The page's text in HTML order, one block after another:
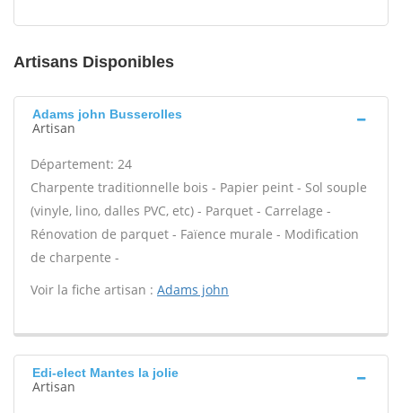
Artisans Disponibles
Adams john Busserolles
Artisan
Département: 24
Charpente traditionnelle bois - Papier peint - Sol souple
(vinyle, lino, dalles PVC, etc) - Parquet - Carrelage -
Rénovation de parquet - Faïence murale - Modification
de charpente -
Voir la fiche artisan : Adams john
Edi-elect Mantes la jolie
Artisan